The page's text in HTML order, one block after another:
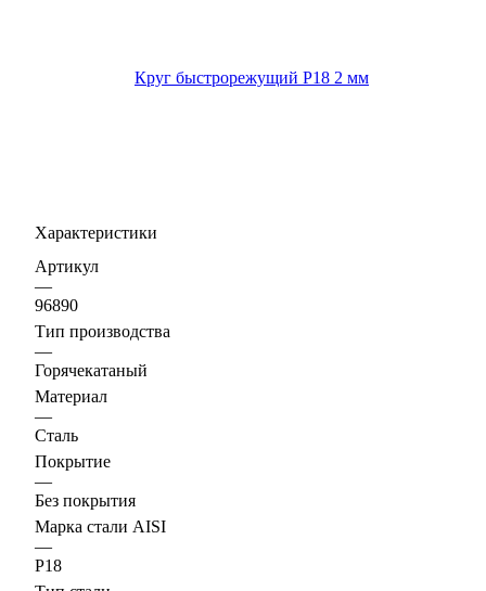
Характеристики
Артикул
—
96890
Тип производства
—
Горячекатаный
Материал
—
Сталь
Покрытие
—
Без покрытия
Марка стали AISI
—
Р18